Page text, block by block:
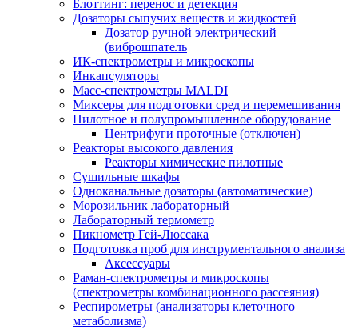
Блоттинг: перенос и детекция
Дозаторы сыпучих веществ и жидкостей
Дозатор ручной электрический
(виброшпатель
ИК-спектрометры и микроскопы
Инкапсуляторы
Масс-спектрометры MALDI
Миксеры для подготовки сред и перемешивания
Пилотное и полупромышленное оборудование
Центрифуги проточные (отключен)
Реакторы высокого давления
Реакторы химические пилотные
Сушильные шкафы
Одноканальные дозаторы (автоматические)
Морозильник лабораторный
Лабораторный термометр
Пикнометр Гей-Люссака
Подготовка проб для инструментального анализа
Аксессуары
Раман-спектрометры и микроскопы
(спектрометры комбинационного рассеяния)
Респирометры (анализаторы клеточного
метаболизма)